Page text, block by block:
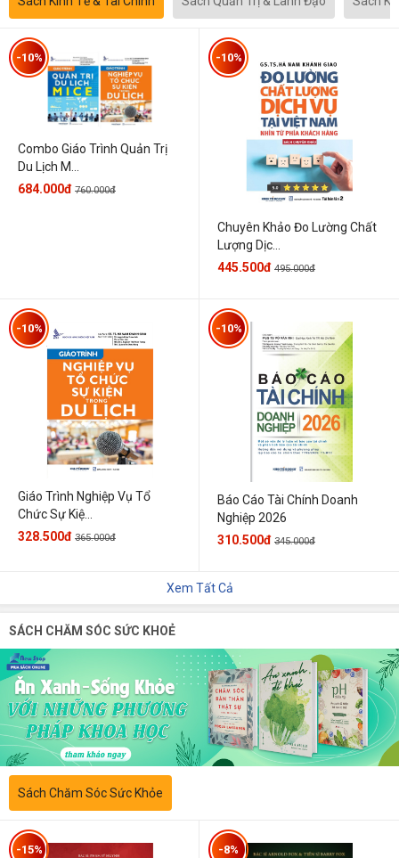
Combo Giáo Trình Quản Trị
Du Lịch M...
-10%
684.000đ 760.000đ
Chuyên Khảo Đo Lường Chất
Lượng Dịc...
-10%
445.500đ 495.000đ
Giáo Trình Nghiệp Vụ Tổ
Chức Sự Kiệ...
-10%
328.500đ 365.000đ
Báo Cáo Tài Chính Doanh
Nghiệp 2026
-10%
310.500đ 345.000đ
Xem Tất Cả
SÁCH CHĂM SÓC SỨC KHOẺ
Sách Chăm Sóc Sức Khỏe
-15% -8%